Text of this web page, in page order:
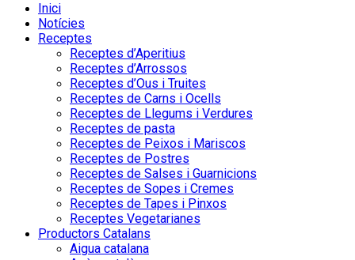
Inici
Notícies
Receptes
Receptes d’Aperitius
Receptes d’Arrossos
Receptes d’Ous i Truites
Receptes de Carns i Ocells
Receptes de Llegums i Verdures
Receptes de pasta
Receptes de Peixos i Mariscos
Receptes de Postres
Receptes de Salses i Guarnicions
Receptes de Sopes i Cremes
Receptes de Tapes i Pinxos
Receptes Vegetarianes
Productors Catalans
Aigua catalana